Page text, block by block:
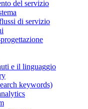
del servizio
di servizio
e il linguaggio
keywords)